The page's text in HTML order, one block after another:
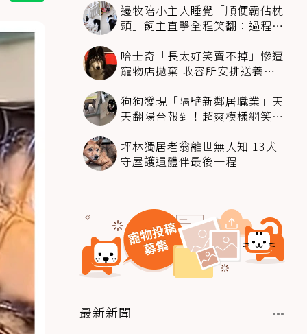
邊牧陪小主人睡覺「順便霸佔枕
頭」飼主直擊全程笑翻：過程絲
哈士奇「長太好笑賣不掉」慘遭
寵物店拋棄 收容所安排送養活
狗狗發現「隔壁新鄰居職業」天
天翻陽台報到！超爽模樣網笑
坪林獨居老翁離世無人知 13犬
守屋護遺體伴最後一程
最新新聞